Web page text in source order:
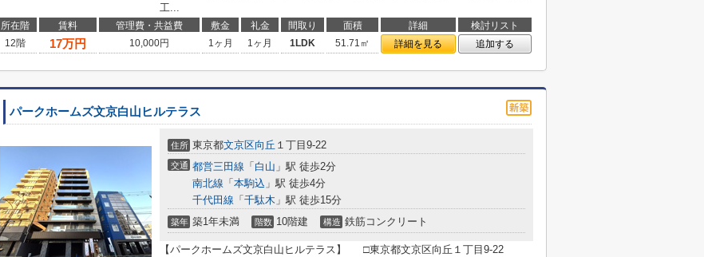
工...
所在階 賃料 管理費・共益費 敷金 礼金 間取り 面積 詳細
検討リスト
12階
17万円 10,000円 1ヶ月 1ヶ月 1LDK 51.71㎡ 詳細を見る 追加する
パークホームズ文京白山ヒルテラス
住所 東京都文京区向丘 １丁目9-22
交通 都営三田線 「 白山 」駅 徒歩2分
南北線 「 本駒込 」駅 徒歩4分
千代田線 「 千駄木 」駅 徒歩15分
築年 築1年未満 階数 10階建 構造 鉄筋コンクリート
【パークホームズ文京白山ヒルテラス】 □東京都文京区向丘１丁目9-22